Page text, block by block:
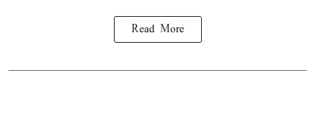
Read More